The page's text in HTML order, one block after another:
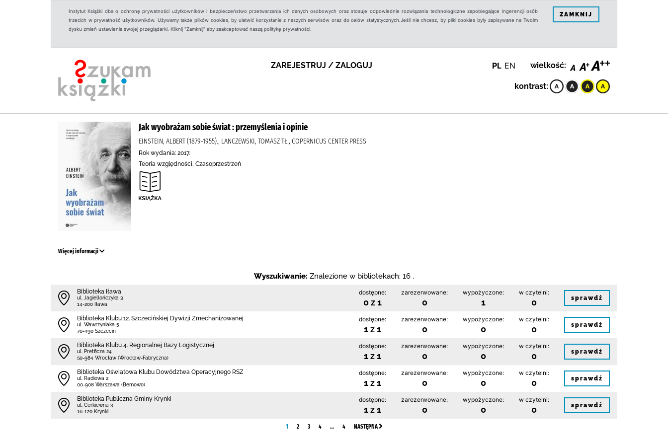
Instytut Książki dba o ochronę prywatności użytkowników i bezpieczeństwo przetwarzania ich danych osobowych oraz stosuje odpowiednie rozwiązania technologiczne zapobiegające ingerencji osób
trzecich w prywatność użytkowników. Używamy także plików cookies, by ułatwić korzystanie z naszych serwisów oraz do celów statystycznych.Jeśli nie chcesz, by pliki cookies były zapisywane na Twoim
dysku zmień ustawienia swojej przeglądarki. Kliknij "Zamknij" aby zaakceptować naszą politykę prywatności.
ZAMKNIJ
ZAREJESTRUJ / ZALOGUJ PL EN wielkość:
kontrast:
Jak wyobrażam sobie świat : przemyślenia i opinie
EINSTEIN, ALBERT (1879-1955)., LANCZEWSKI, TOMASZ TŁ., COPERNICUS CENTER PRESS
Rok wydania: 2017.
Teoria względności, Czasoprzestrzeń
Więcej informacji
Wyszukiwanie: Znalezione w bibliotekach: 16 .
Biblioteka Iława
ul. Jagiellończyka 3
14-200 Iława
dostępne:
0 z 1
zarezerwowane:
0
wypożyczone:
1
w czytelni:
0 sprawdź
Biblioteka Klubu 12. Szczecińskiej Dywizji Zmechanizowanej
ul. Wawrzyniaka 5
70-490 Szczecin
dostępne:
1 z 1
zarezerwowane:
0
wypożyczone:
0
w czytelni:
0 sprawdź
Biblioteka Klubu 4. Regionalnej Bazy Logistycznej
ul. Pretficza 24
50-984 Wrocław (Wrocław-Fabryczna)
dostępne:
1 z 1
zarezerwowane:
0
wypożyczone:
0
w czytelni:
0 sprawdź
Biblioteka Oświatowa Klubu Dowództwa Operacyjnego RSZ
ul. Radiowa 2
00-908 Warszawa (Bemowo)
dostępne:
1 z 1
zarezerwowane:
0
wypożyczone:
0
w czytelni:
0 sprawdź
Biblioteka Publiczna Gminy Krynki
ul. Cerkiewna 3
16-120 Krynki
dostępne:
1 z 1
zarezerwowane:
0
wypożyczone:
0
w czytelni:
0 sprawdź
1 2 3 4 … 4 NASTĘPNA